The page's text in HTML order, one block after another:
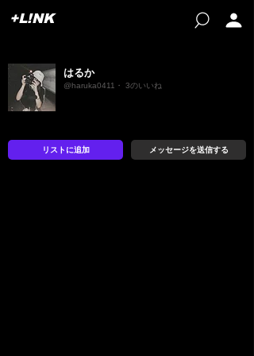
+L!NK
はるか
@haruka0411・ 3のいいね
リストに追加 メッセージを送信する